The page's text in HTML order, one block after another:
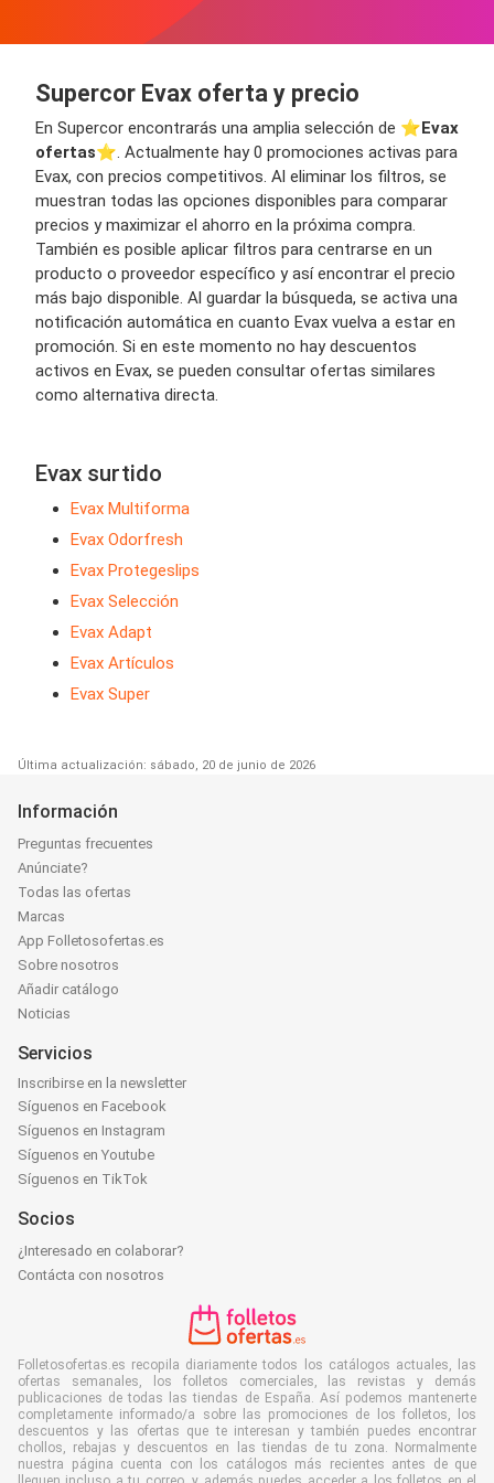
Supercor Evax oferta y precio
En Supercor encontrarás una amplia selección de ⭐️Evax
ofertas⭐️. Actualmente hay 0 promociones activas para
Evax, con precios competitivos. Al eliminar los filtros, se
muestran todas las opciones disponibles para comparar
precios y maximizar el ahorro en la próxima compra.
También es posible aplicar filtros para centrarse en un
producto o proveedor específico y así encontrar el precio
más bajo disponible. Al guardar la búsqueda, se activa una
notificación automática en cuanto Evax vuelva a estar en
promoción. Si en este momento no hay descuentos
activos en Evax, se pueden consultar ofertas similares
como alternativa directa.
Evax surtido
Evax Multiforma
Evax Odorfresh
Evax Protegeslips
Evax Selección
Evax Adapt
Evax Artículos
Evax Super
Última actualización: sábado, 20 de junio de 2026
Información
Preguntas frecuentes
Anúnciate?
Todas las ofertas
Marcas
App Folletosofertas.es
Sobre nosotros
Añadir catálogo
Noticias
Servicios
Inscribirse en la newsletter
Síguenos en Facebook
Síguenos en Instagram
Síguenos en Youtube
Síguenos en TikTok
Socios
¿Interesado en colaborar?
Contácta con nosotros
Folletosofertas.es recopila diariamente todos los catálogos actuales, las
ofertas semanales, los folletos comerciales, las revistas y demás
publicaciones de todas las tiendas de España. Así podemos mantenerte
completamente informado/a sobre las promociones de los folletos, los
descuentos y las ofertas que te interesan y también puedes encontrar
chollos, rebajas y descuentos en las tiendas de tu zona. Normalmente
nuestra página cuenta con los catálogos más recientes antes de que